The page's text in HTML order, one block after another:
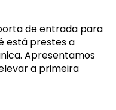
de entrada para
está prestes a
Apresentamos
a primeira